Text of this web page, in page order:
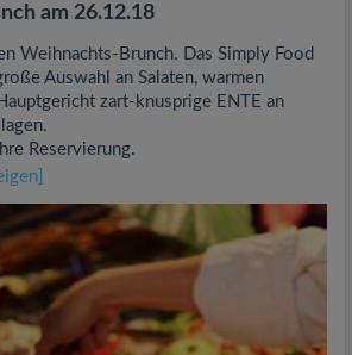
am 26.12.18
Weihnachts-Brunch. Das Simply Food
Auswahl an Salaten, warmen
zart-knusprige ENTE an
Reservierung.